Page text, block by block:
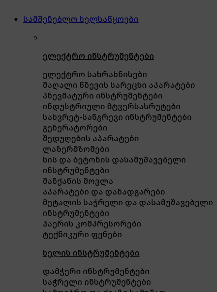
სამშენებლო ხელსაწყოები
ელექტრო ინსტრუმენტები
ელექტრო სახრახნისები
მაღალი წნევის სარეცხი აპარატები
პნევმატური ინსტრუმენტები
ინდუსტრიული მტვერსასრუტები
სახვრეტ-სანგრევი ინსტრუმენტები
გენერატორები
შედუღების აპარატები
ლაზერმზომები
ხის და ბეტონის დასამუშავებელი
ინსტრუმენტები
მანქანის მოვლა
აპარატები და დანადგარები
მეტალის საჭრელი და დასამუშავებელი
ინსტრუმენტები
ჰაერის კომპრესორები
ტექნიკური ფენები
ხელის ინსტრუმენტები
დამჭერი ინსტრუმენტები
საჭრელი ინსტრუმენტები